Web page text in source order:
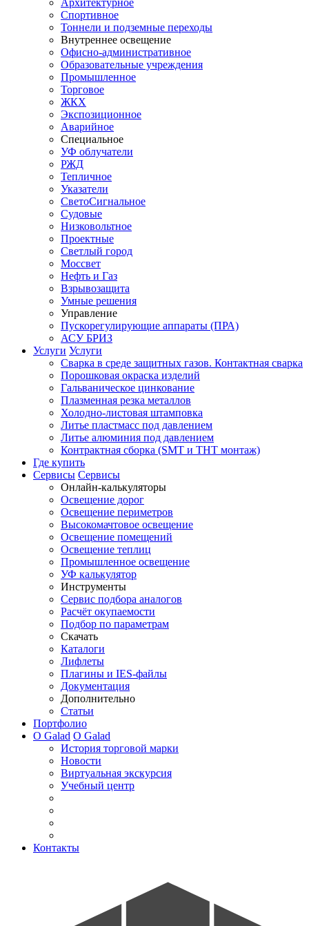
Спортивное
Тоннели и подземные переходы
Внутреннее освещение
Офисно-административное
Образовательные учреждения
Промышленное
Торговое
ЖКХ
Экспозиционное
Аварийное
Специальное
УФ облучатели
РЖД
Тепличное
Указатели
СветоСигнальное
Судовые
Низковольтное
Проектные
Светлый город
Моссвет
Нефть и Газ
Взрывозащита
Умные решения
Управление
Пускорегулирующие аппараты (ПРА)
АСУ БРИЗ
Услуги Услуги
Сварка в среде защитных газов. Контактная сварка
Порошковая окраска изделий
Гальваническое цинкование
Плазменная резка металлов
Холодно-листовая штамповка
Литье пластмасс под давлением
Литье алюминия под давлением
Контрактная сборка (SMT и THT монтаж)
Где купить
Сервисы Сервисы
Онлайн-калькуляторы
Освещение дорог
Освещение периметров
Высокомачтовое освещение
Освещение помещений
Освещение теплиц
Промышленное освещение
УФ калькулятор
Инструменты
Сервис подбора аналогов
Расчёт окупаемости
Подбор по параметрам
Скачать
Каталоги
Лифлеты
Плагины и IES-файлы
Документация
Дополнительно
Статьи
Портфолио
О Galad О Galad
История торговой марки
Новости
Виртуальная экскурсия
Учебный центр
Контакты